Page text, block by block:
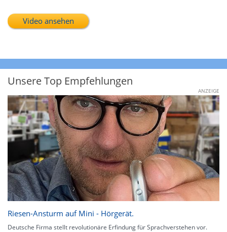
Video ansehen
Unsere Top Empfehlungen
ANZEIGE
Riesen-Ansturm auf Mini - Hörgerät.
Deutsche Firma stellt revolutionäre Erfindung für Sprachverstehen vor.